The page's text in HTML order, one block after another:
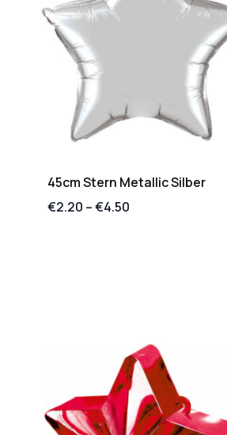
45cm Stern Metallic Silber
€2.20 –€4.50